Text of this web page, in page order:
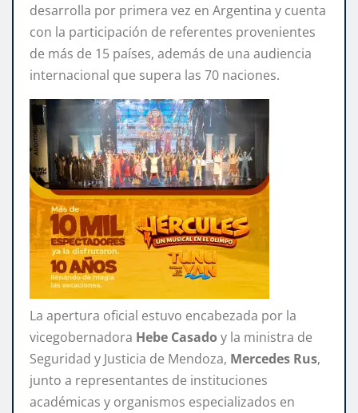
desarrolla por primera vez en Argentina y cuenta
con la participación de referentes provenientes
de más de 15 países, además de una audiencia
internacional que supera las 70 naciones.
La apertura oficial estuvo encabezada por la
vicegobernadora Hebe Casado y la ministra de
Seguridad y Justicia de Mendoza, Mercedes Rus,
junto a representantes de instituciones
académicas y organismos especializados en